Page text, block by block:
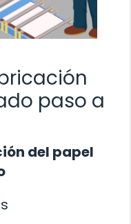
paso a
del papel